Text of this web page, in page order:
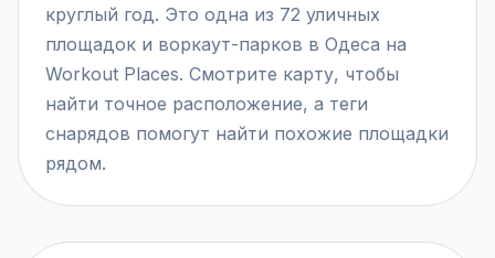
круглый год. Это одна из 72 уличных
площадок и воркаут-парков в Одеса на
Workout Places. Смотрите карту, чтобы
найти точное расположение, а теги
снарядов помогут найти похожие площадки
рядом.